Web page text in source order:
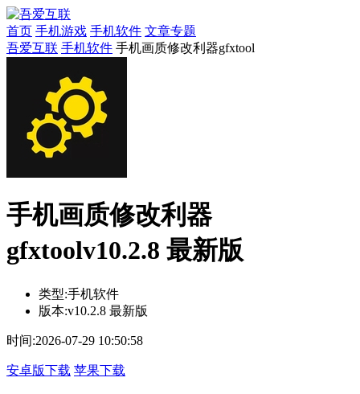
首页 手机游戏 手机软件 文章专题
吾爱互联 手机软件 手机画质修改利器gfxtool
手机画质修改利器
gfxtoolv10.2.8 最新版
类型:手机软件
版本:v10.2.8 最新版
时间:2026-07-29 10:50:58
安卓版下载 苹果下载